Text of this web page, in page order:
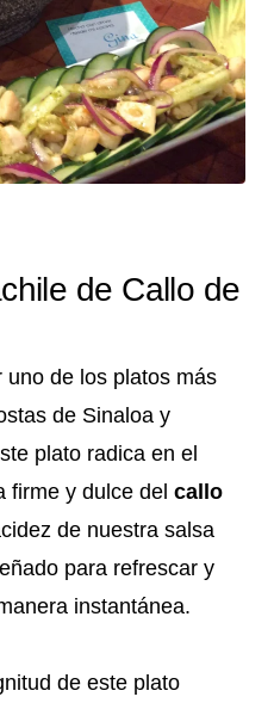
de Callo de
uno de los platos más
de Sinaloa y
plato radica en el
firme y dulce del callo
de nuestra salsa
para refrescar y
instantánea.
de este plato